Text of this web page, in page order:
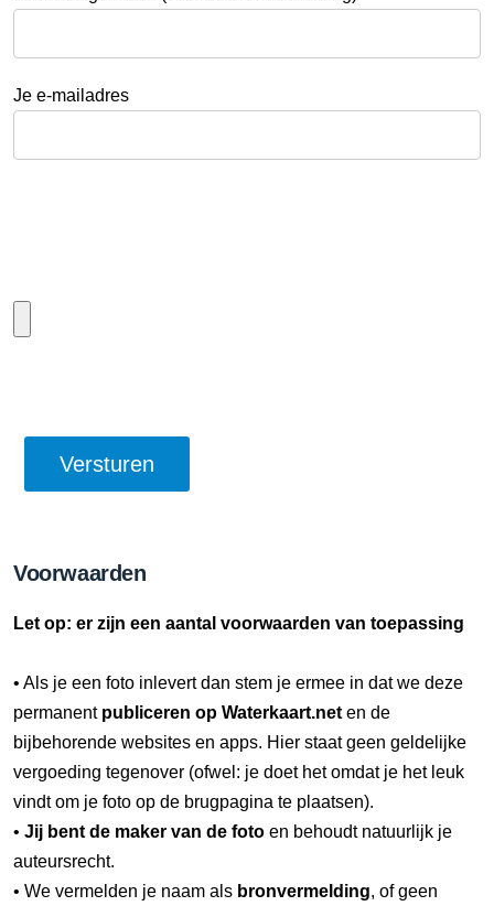
Je e-mailadres
Voorwaarden
Let op: er zijn een aantal voorwaarden van toepassing
• Als je een foto inlevert dan stem je ermee in dat we deze
permanent publiceren op Waterkaart.net en de
bijbehorende websites en apps. Hier staat geen geldelijke
vergoeding tegenover (ofwel: je doet het omdat je het leuk
vindt om je foto op de brugpagina te plaatsen).
• Jij bent de maker van de foto en behoudt natuurlijk je
auteursrecht.
• We vermelden je naam als bronvermelding, of geen